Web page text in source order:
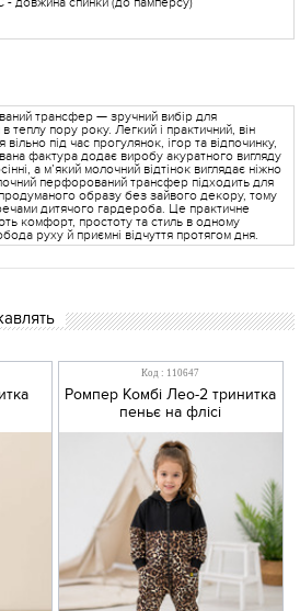
трансфер — зручний вибір для
пору року. Легкий і практичний, він
під час прогулянок, ігор та відпочинку,
фактура додає виробу акуратного вигляду
а м’який молочний відтінок виглядає ніжно
перфорований трансфер підходить для
образу без зайвого декору, тому
дитячого гардероба. Це практичне
комфорт, простоту та стиль в одному
руху й приємні відчуття протягом дня.
Код : 110647
Ромпер Комбі Лео-2 тринитка
пеньє на флісі